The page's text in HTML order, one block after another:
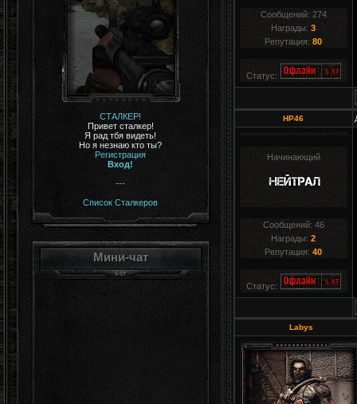
СТАЛКЕР!
Привет сталкер!
Я рад тбя видеть!
Но я незнаю кто ты?
Регистрация
Вход!
---
Список Сталкеров
Мини-чат
Сообщений: 274
Награды:3
Репутация:80
Статус:
HP46
Начинающий
Сообщений: 46
Награды:2
Репутация:40
Статус:
Labys